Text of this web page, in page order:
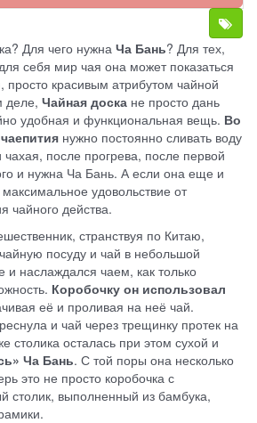
Для чего нужна Ча Бань? Для тех,
себя мир чая она может показаться
красивым атрибутом чайной
деле, Чайная доска не просто дань
удобная и функциональная вещь. Во
нужно постоянно сливать воду
после прогрева, после первой
и нужна Ча Бань. А если она еще и
удовольствие от
чайного действа.
странствуя по Китаю,
посуду и чай в небольшой
и наслаждался чаем, как только
Коробочку он использовал
её и проливая на неё чай.
и чай через трещинку протек на
столика осталась при этом сухой и
Ча Бань. С той поры она несколько
это не просто коробочка с
столик, выполненный из бамбука,